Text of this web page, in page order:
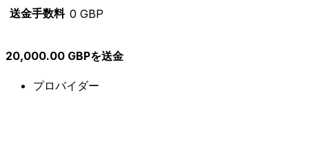
送金手数料 0 GBP
20,000.00 GBPを送金
プロバイダー